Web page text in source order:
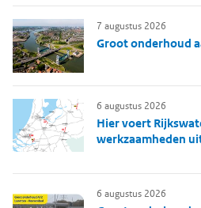
Groot onderhoud
7 augustus 2026
Hier voert
werkzaamheden
6 augustus 2026
6 augustus 2026